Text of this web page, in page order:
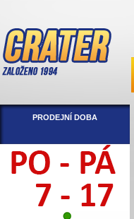
PRODEJNÍ DOBA